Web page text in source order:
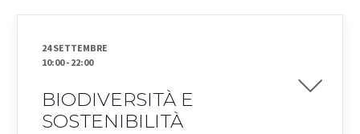
24 SETTEMBRE
10:00- 22:00
BIODIVERSITÀ E
SOSTENIBILITÀ